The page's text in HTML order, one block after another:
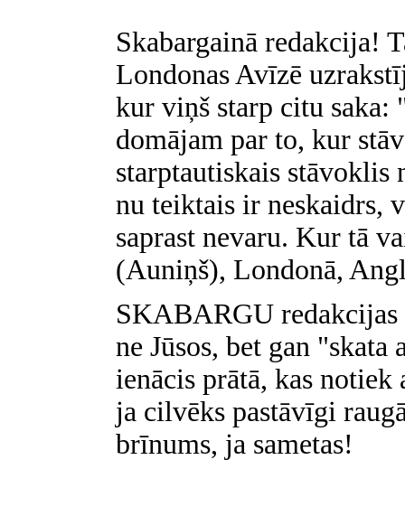
Skabargainā redakcija!
Londonas Avīzē
kur viņš starp citu saka:
domājam par to, kur
starptautiskais stāvoklis
nu teiktais ir neskaidrs,
saprast nevaru. Kur tā
(Auniņš), Londonā,
SKABARGU redakcijas
ne Jūsos, bet gan "skata
ienācis prātā, kas
ja cilvēks pastāvīgi
brīnums, ja sametas!